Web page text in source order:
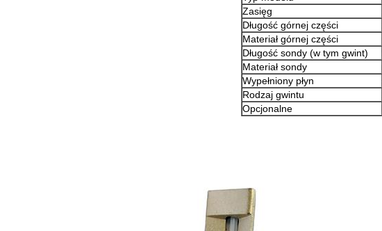
Zasięg
Długość górnej części
Materiał górnej części
Długość sondy (w tym gwint)
Materiał sondy
Wypełniony płyn
Rodzaj gwintu
Opcjonalne